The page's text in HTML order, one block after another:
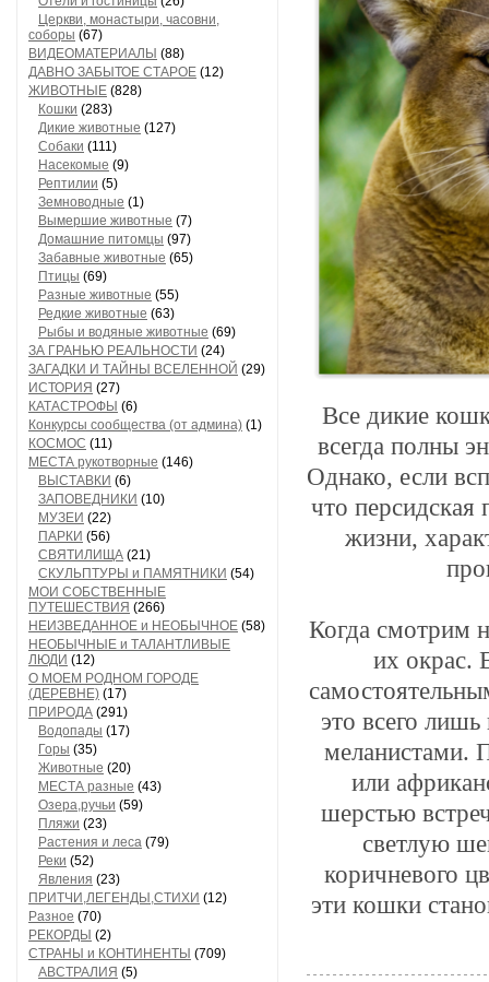
Церкви, монастыри, часовни,
соборы (67)
ВИДЕОМАТЕРИАЛЫ (88)
ДАВНО ЗАБЫТОЕ СТАРОЕ (12)
ЖИВОТНЫЕ (828)
Кошки (283)
Дикие животные (127)
Собаки (111)
Насекомые (9)
Рептилии (5)
Земноводные (1)
Вымершие животные (7)
Домашние питомцы (97)
Забавные животные (65)
Птицы (69)
Разные животные (55)
Редкие животные (63)
Рыбы и водяные животные (69)
ЗА ГРАНЬЮ РЕАЛЬНОСТИ (24)
ЗАГАДКИ И ТАЙНЫ ВСЕЛЕННОЙ (29)
ИСТОРИЯ (27)
КАТАСТРОФЫ (6)
Конкурсы сообщества (от админа) (1)
КОСМОС (11)
МЕСТА рукотворные (146)
ВЫСТАВКИ (6)
ЗАПОВЕДНИКИ (10)
МУЗЕИ (22)
ПАРКИ (56)
СВЯТИЛИЩА (21)
СКУЛЬПТУРЫ и ПАМЯТНИКИ (54)
МОИ СОБСТВЕННЫЕ
ПУТЕШЕСТВИЯ (266)
НЕИЗВЕДАННОЕ и НЕОБЫЧНОЕ (58)
НЕОБЫЧНЫЕ и ТАЛАНТЛИВЫЕ
ЛЮДИ (12)
О МОЕМ РОДНОМ ГОРОДЕ
(ДЕРЕВНЕ) (17)
ПРИРОДА (291)
Водопады (17)
Горы (35)
Животные (20)
МЕСТА разные (43)
Озера,ручьи (59)
Пляжи (23)
Растения и леса (79)
Реки (52)
Явления (23)
ПРИТЧИ,ЛЕГЕНДЫ,СТИХИ (12)
Разное (70)
РЕКОРДЫ (2)
СТРАНЫ и КОНТИНЕНТЫ (709)
АВСТРАЛИЯ (5)
Все дикие
всегда полны
Однако, если
что персидская
жизни,
Когда смотрим
их окрас.
это всего
меланистами.
или
шерстью
светлую
коричневого
эти кошки